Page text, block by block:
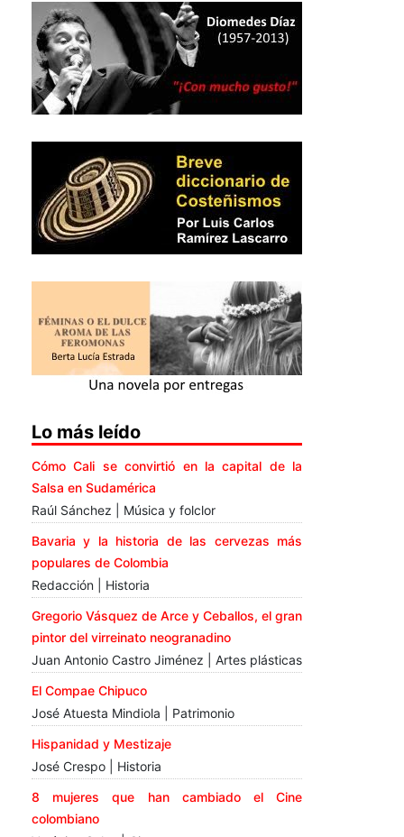
Lo más leído
Cómo Cali se convirtió en la capital de la
Salsa en Sudamérica
Raúl Sánchez | Música y folclor
Bavaria y la historia de las cervezas más
populares de Colombia
Redacción | Historia
Gregorio Vásquez de Arce y Ceballos, el gran
pintor del virreinato neogranadino
Juan Antonio Castro Jiménez | Artes plásticas
El Compae Chipuco
José Atuesta Mindiola | Patrimonio
Hispanidad y Mestizaje
José Crespo | Historia
8 mujeres que han cambiado el Cine
colombiano